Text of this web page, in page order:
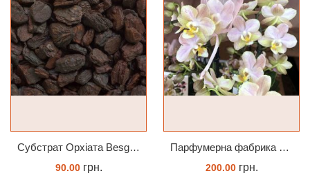
Субстрат Орхіата Besgrow Orchiata фракція 18-25мм
90.00грн.
Парфумерна фабрика Valkion 9102 1.7 (торфстакан) реанімашка
200.00грн.